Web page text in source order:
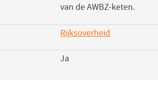
van de AWBZ-keten.
Rijksoverheid
in
Ja